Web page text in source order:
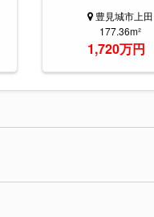
豊見城市上田
177.36m²
1,720万円